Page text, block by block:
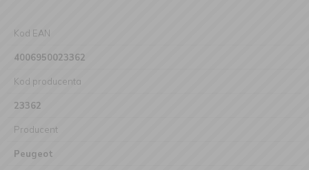
Kod EAN
4006950023362
Kod producenta
23362
Producent
Peugeot